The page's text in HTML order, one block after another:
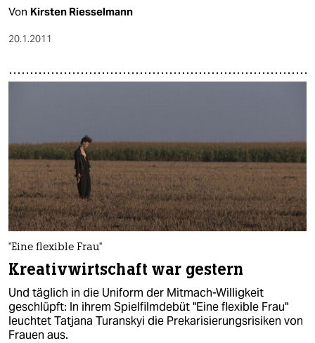
Von Kirsten Riesselmann
20.1.2011
"Eine flexible Frau"
Kreativwirtschaft war gestern
Und täglich in die Uniform der Mitmach-Willigkeit
geschlüpft: In ihrem Spielfilmdebüt "Eine flexible Frau"
leuchtet Tatjana Turanskyi die Prekarisierungsrisiken von
Frauen aus.